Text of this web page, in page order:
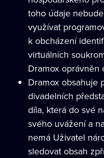
toho údaje
využívat
k obcházení
virtuálních
Dramox oprávněn
Dramox obsahuje
divadelních
díla, která do své
svého uvážení a
nemá Uživatel
sledovat obsah